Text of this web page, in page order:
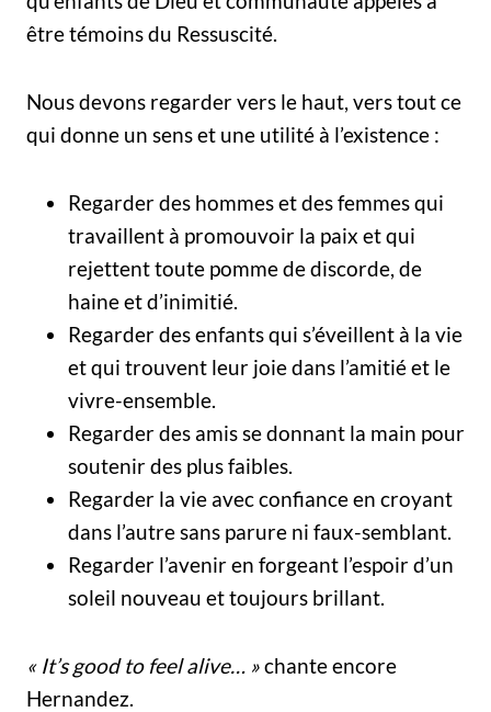
être témoins du Ressuscité.
Nous devons regarder vers le haut, vers tout ce
qui donne un sens et une utilité à l’existence :
Regarder des hommes et des femmes qui
travaillent à promouvoir la paix et qui
rejettent toute pomme de discorde, de
haine et d’inimitié.
Regarder des enfants qui s’éveillent à la vie
et qui trouvent leur joie dans l’amitié et le
vivre-ensemble.
Regarder des amis se donnant la main pour
soutenir des plus faibles.
Regarder la vie avec confiance en croyant
dans l’autre sans parure ni faux-semblant.
Regarder l’avenir en forgeant l’espoir d’un
soleil nouveau et toujours brillant.
« It’s good to feel alive… »chante encore
Hernandez.